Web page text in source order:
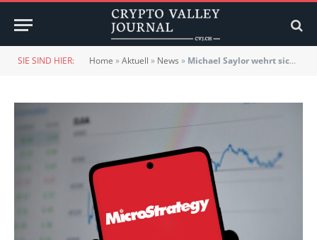
SIE SIND HIER: Home »Aktuell » News » Michael Saylor wehrt sich gegen MSCI-Ausschluss von Bitcoin-Treasury-Firmen